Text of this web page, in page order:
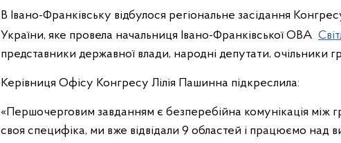
В Івано-Франківську відбулося регіональне засідання
України, яке провела начальниця Івано-Франківської ОВА
представники державної влади, народні депутати, очільники
Керівниця Офісу Конгресу Лілія Пашинна підкреслила:
«Першочерговим завданням є безперебійна комунікація між
своя специфіка, ми вже відвідали 9 областей і працюємо над